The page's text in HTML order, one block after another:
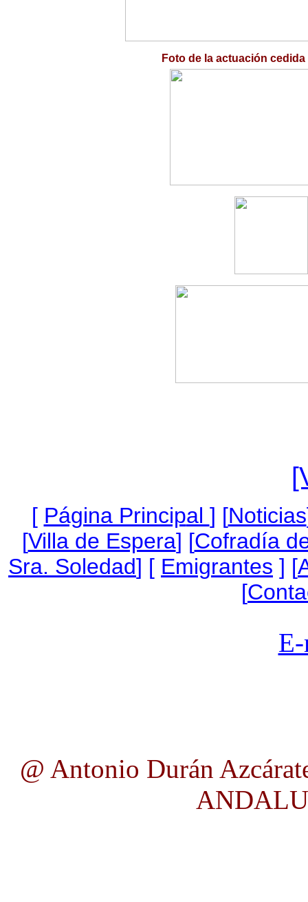
Foto de la actuación
[ Página Principal ] [Noticias
[Villa de Espera] [Cofradía
Sra. Soledad] [ Emigrantes ] [
[
@ Antonio Durán